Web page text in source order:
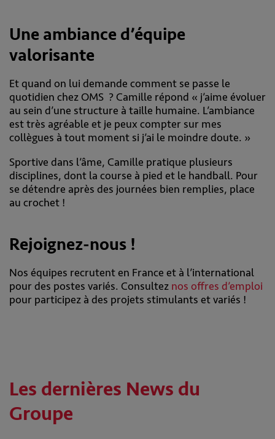
Une ambiance d’équipe
valorisante
Et quand on lui demande comment se passe le
quotidien chez OMS ? Camille répond « j’aime évoluer
au sein d’une structure à taille humaine. L’ambiance
est très agréable et je peux compter sur mes
collègues à tout moment si j’ai le moindre doute. »
Sportive dans l’âme, Camille pratique plusieurs
disciplines, dont la course à pied et le handball. Pour
se détendre après des journées bien remplies, place
au crochet !
Rejoignez-nous !
Nos équipes recrutent en France et à l’international
pour des postes variés. Consultez nos offres d’emploi
pour participez à des projets stimulants et variés !
Les dernières News du
Groupe